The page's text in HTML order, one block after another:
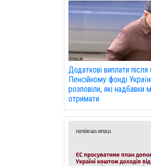
Додаткові виплати після
Пенсійному фонді
розповіли, які надбавки
отримати